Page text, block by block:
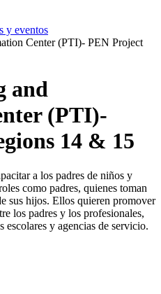
y eventos
Center (PTI)- PEN Project
and
(PTI)-
14 & 15
a los padres de niños y
como padres, quienes toman
sus hijos. Ellos quieren promover
los padres y los profesionales,
escolares y agencias de servicio.